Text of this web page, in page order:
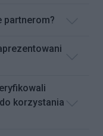
korzystania